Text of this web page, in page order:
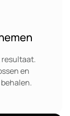
resultaat.
en